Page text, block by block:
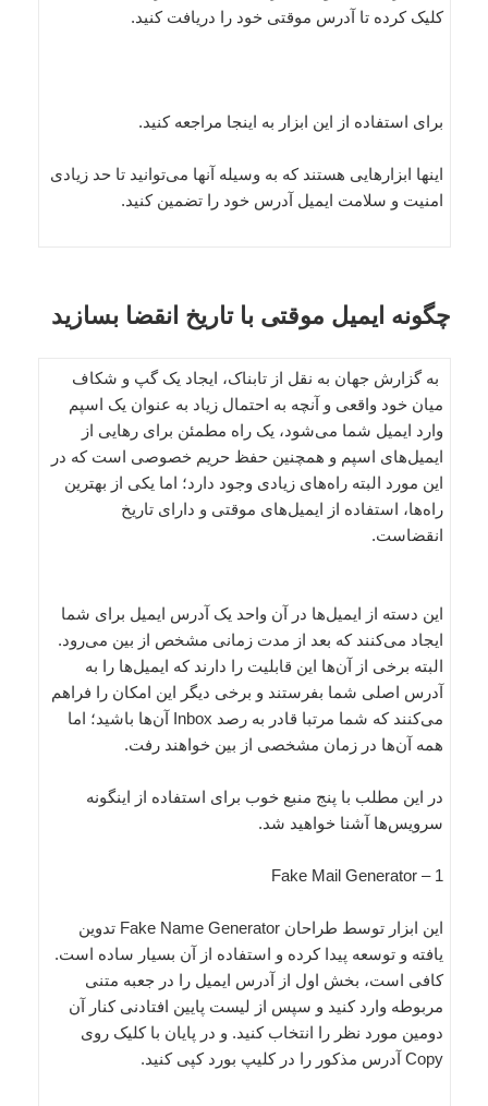
کلیک کرده تا آدرس موقتی خود را دریافت کنید.
برای استفاده از این ابزار به اینجا مراجعه کنید.
اینها ابزارهایی هستند که به وسیله آنها می‌توانید تا حد زیادی
امنیت و سلامت ایمیل آدرس خود را تضمین کنید.
چگونه ایمیل موقتی با تاریخ انقضا بسازید
به گزارش جهان به نقل از تابناک، ایجاد یک گپ و شکاف
میان خود واقعی و آنچه به احتمال زیاد به عنوان یک اسپم
وارد ایمیل شما می‌شود، یک راه مطمئن برای رهایی از
ایمیل‌های اسپم و همچنین حفظ حریم خصوصی است که در
این مورد البته راه‌های زیادی وجود دارد؛ اما یکی از بهترین
‌راه‌ها، استفاده از ایمیل‌های موقتی و دارای تاریخ
انقضاست.
این دسته از ایمیل‌ها در آن واحد یک آدرس ایمیل برای شما
ایجاد می‌کنند که بعد از مدت زمانی مشخص از بین می‌رود.
البته برخی از آن‌ها این قابلیت را دارند که ایمیل‌ها را به
آدرس اصلی شما بفرستند و برخی دیگر این امکان را فراهم
می‌کنند که شما مرتبا قادر به رصد Inbox آن‌ها باشید؛ اما
همه آن‌ها در زمان مشخصی از بین خواهند رفت.
در این مطلب با پنج منبع خوب برای استفاده از اینگونه
سرویس‌ها آشنا خواهید شد.
1 – Fake Mail Generator
این ابزار توسط طراحان Fake Name Generator تدوین
یافته و توسعه پیدا کرده و استفاده از آن بسیار ساده است.
کافی است، بخش اول از آدرس ایمیل را در ‌جعبه متنی
مربوطه وارد کنید و سپس از لیست پایین افتادنی کنار آن
دومین مورد نظر را انتخاب کنید. و در پایان با کلیک ‌روی
Copy آدرس مذکور را در کلیپ بورد کپی کنید.